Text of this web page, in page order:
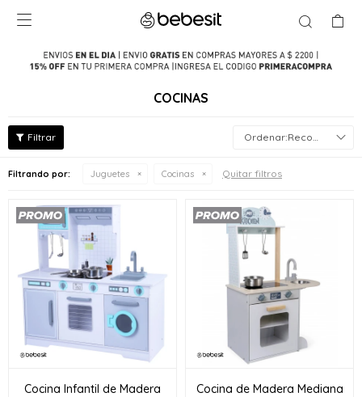

COCINAS
Recomendados
Filtrando por: Juguetes Cocinas Quitar filtros
Cocina Infantil de Madera
Cocina de Madera Mediana